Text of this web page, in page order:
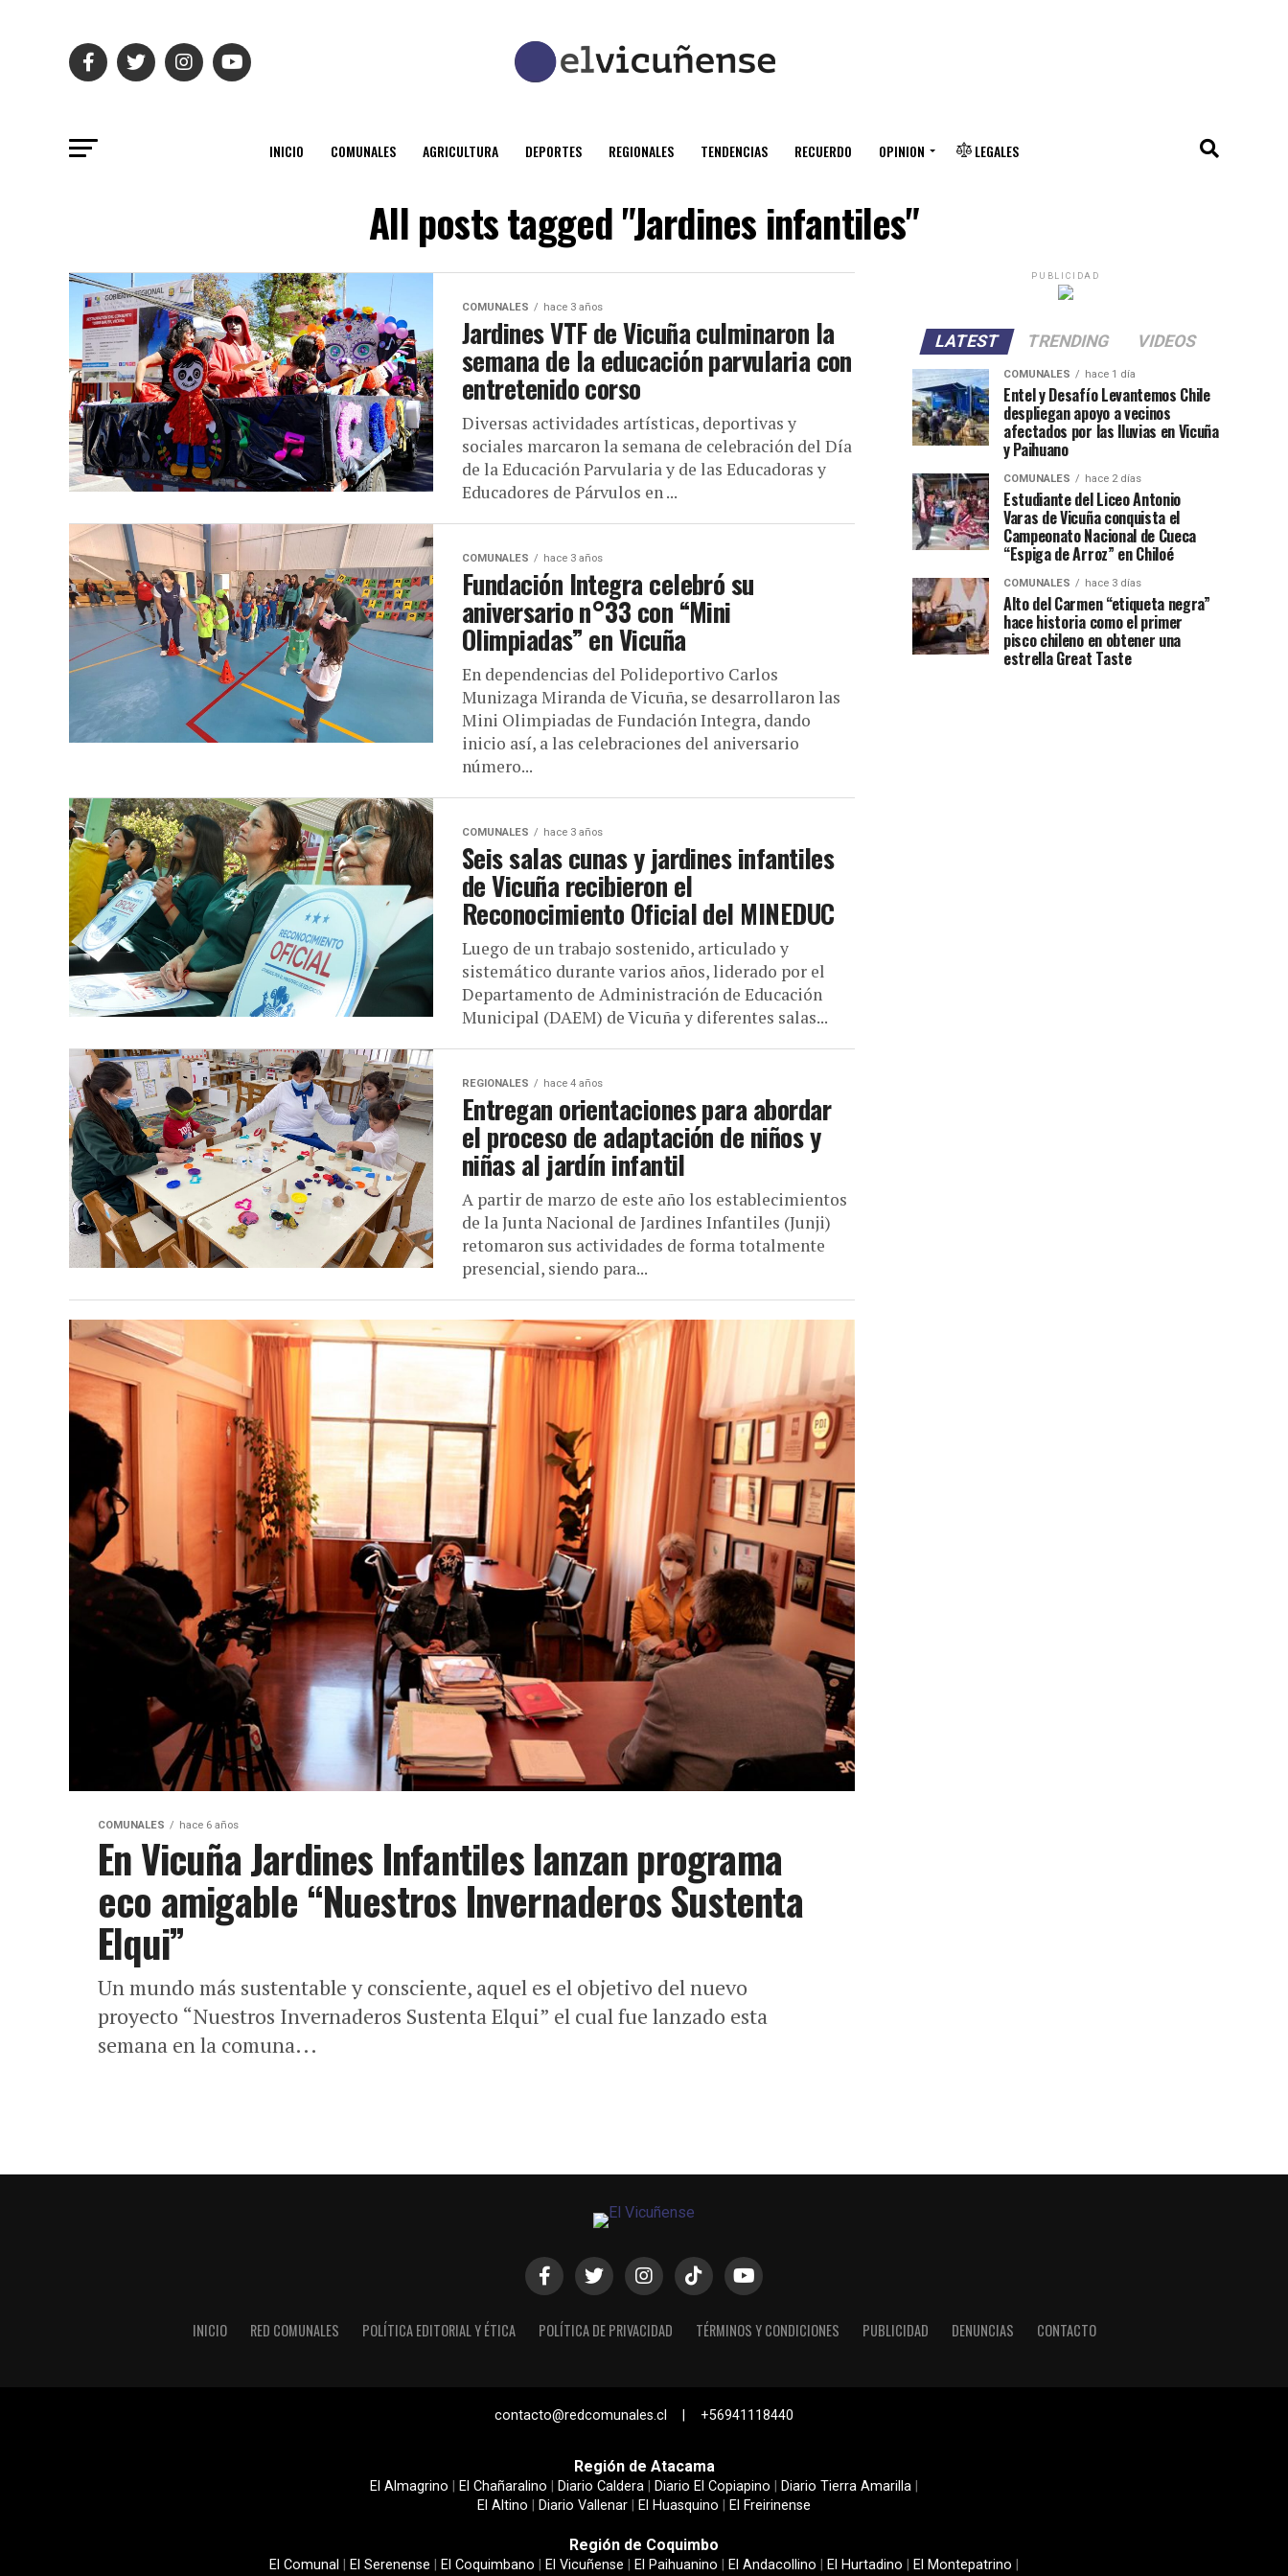
INICIO COMUNALES AGRICULTURA DEPORTES REGIONALES TENDENCIAS RECUERDO OPINION LEGALES
All posts tagged "Jardines infantiles"
COMUNALES hace 3 años
Jardines VTF de Vicuña culminaron la
semana de la educación parvularia con
entretenido corso
Diversas actividades artísticas, deportivas y
sociales marcaron la semana de celebración del Día
de la Educación Parvularia y de las Educadoras y
Educadores de Párvulos en ...
COMUNALES hace 3 años
Fundación Integra celebró su
aniversario n°33 con “Mini
Olimpiadas” en Vicuña
En dependencias del Polideportivo Carlos
Munizaga Miranda de Vicuña, se desarrollaron las
Mini Olimpiadas de Fundación Integra, dando
inicio así, a las celebraciones del aniversario
número...
COMUNALES hace 3 años
Seis salas cunas y jardines infantiles
de Vicuña recibieron el
Reconocimiento Oficial del MINEDUC
Luego de un trabajo sostenido, articulado y
sistemático durante varios años, liderado por el
Departamento de Administración de Educación
Municipal (DAEM) de Vicuña y diferentes salas...
REGIONALES hace 4 años
Entregan orientaciones para abordar
el proceso de adaptación de niños y
niñas al jardín infantil
A partir de marzo de este año los establecimientos
de la Junta Nacional de Jardines Infantiles (Junji)
retomaron sus actividades de forma totalmente
presencial, siendo para...
COMUNALES hace 6 años
En Vicuña Jardines Infantiles lanzan programa
eco amigable “Nuestros Invernaderos Sustenta
Elqui”
Un mundo más sustentable y consciente, aquel es el objetivo del nuevo
proyecto “Nuestros Invernaderos Sustenta Elqui” el cual fue lanzado esta
semana en la comuna...
PUBLICIDAD
LATEST TRENDING VIDEOS
COMUNALES hace 1 día
Entel y Desafío Levantemos Chile
despliegan apoyo a vecinos
afectados por las lluvias en Vicuña
y Paihuano
COMUNALES hace 2 días
Estudiante del Liceo Antonio
Varas de Vicuña conquista el
Campeonato Nacional de Cueca
“Espiga de Arroz” en Chiloé
COMUNALES hace 3 días
Alto del Carmen “etiqueta negra”
hace historia como el primer
pisco chileno en obtener una
estrella Great Taste
INICIO RED COMUNALES POLÍTICA EDITORIAL Y ÉTICA POLÍTICA DE PRIVACIDAD TÉRMINOS Y CONDICIONES PUBLICIDAD DENUNCIAS CONTACTO
contacto@redcomunales.cl | +56941118440
Región de Atacama
El Almagrino El Chañaralino Diario Caldera Diario El Copiapino Diario Tierra Amarilla
El Altino
Diario Vallenar El Huasquino El Freirinense
Región de Coquimbo
El Comunal El Serenense El Coquimbano El Vicuñense El Paihuanino El Andacollino El Hurtadino El Montepatrino